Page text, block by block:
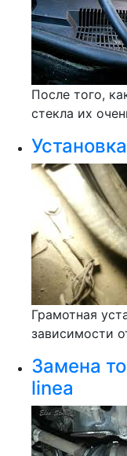
После того,
стекла их
Грамотная
зависимости
Замена
linea